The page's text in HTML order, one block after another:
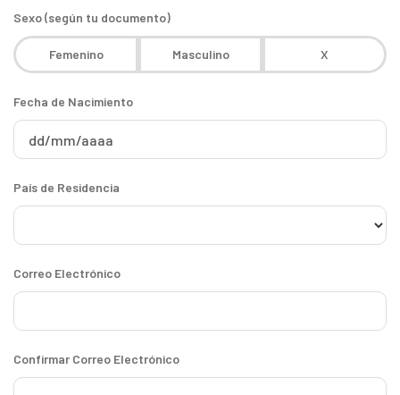
Sexo (según tu documento)
Femenino Masculino X
Fecha de Nacimiento
País de Residencia
Correo Electrónico
Confirmar Correo Electrónico